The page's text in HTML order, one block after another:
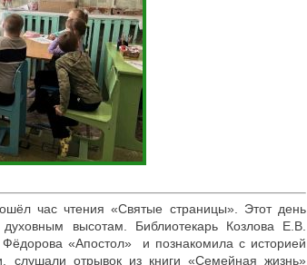
час чтения «Святые страницы». Этот день
высотам. Библиотекарь Козлова Е.В.
«Апостол» и познакомила с историей
слушали отрывок из книги «Семейная жизнь»